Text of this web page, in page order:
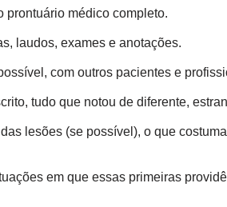
prontuário médico completo.
laudos, exames e anotações.
com outros pacientes e
tudo que notou de diferente,
lesões (se possível), o que
em que essas primeiras